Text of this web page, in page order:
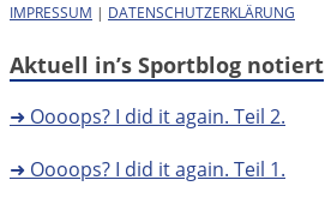
IMPRESSUM | DATENSCHUTZERKLÄRUNG
Aktuell in’s Sportblog notiert
➜ Oooops? I did it again. Teil 2.
➜ Oooops? I did it again. Teil 1.